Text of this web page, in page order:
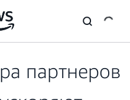
партнеров